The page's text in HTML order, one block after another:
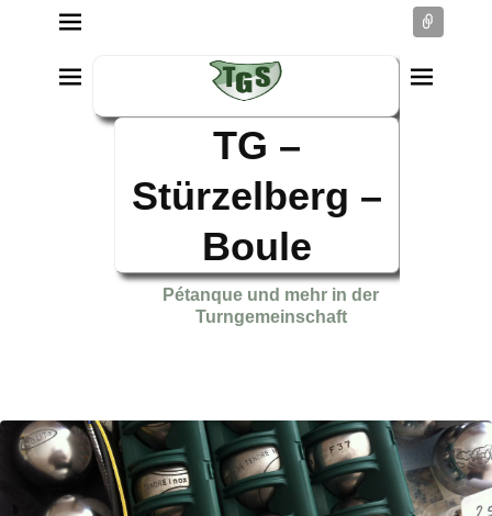
TG –
Stürzelberg –
Boule
Pétanque und mehr in der
Turngemeinschaft